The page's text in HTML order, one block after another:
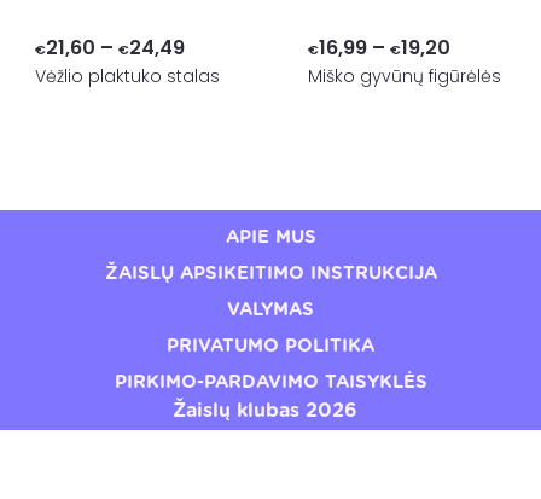
€21,60 – €24,49Price
range:
Vėžlio plaktuko stalas
€16,99 – €19,20Price
range:
Miško gyvūnų figūrėlės
APIE MUS
ŽAISLŲ APSIKEITIMO INSTRUKCIJA
VALYMAS
PRIVATUMO POLITIKA
PIRKIMO-PARDAVIMO TAISYKLĖS
Žaislų klubas 2026